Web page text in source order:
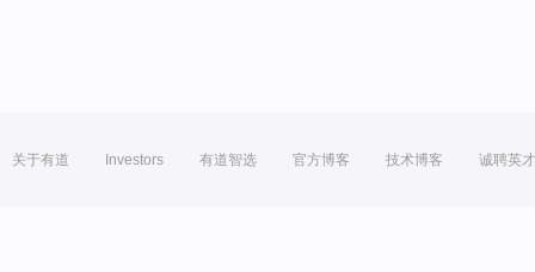
关于有道 Investors 有道智选 官方博客 技术博客 诚聘英才